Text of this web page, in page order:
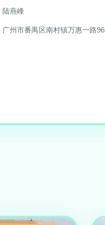
陆燕峰
广州市番禺区南村镇万惠一路